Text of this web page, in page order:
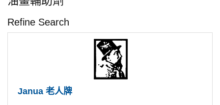
Refine Search
Janua 老人牌